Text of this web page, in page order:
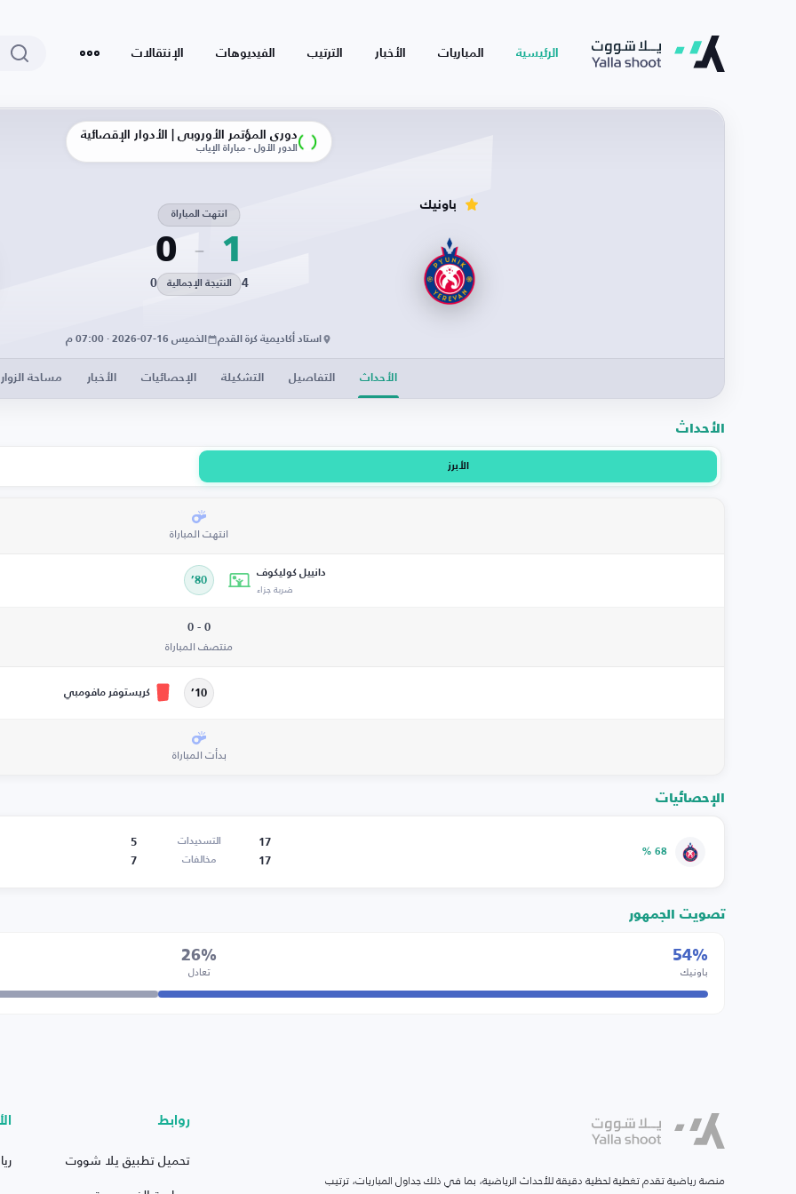
الرئيسية المباريات الأخبار الترتيب الفيديوهات الإنتقالات
دوري المؤتمر الأوروبي | الأدوار الإقصائية
الدور الأول - مباراة الإياب
1
انتهت المباراة
0
4 النتيجة الإجمالية 0
استاد أكاديمية كرة القدم الخميس 16-07-2026 · 07:00 م
الأحداث التفاصيل التشكيلة الإحصائيات الأخبار مساحة الزوار
الأحداث
الأبرز
انتهت المباراة
دانييل كوليكوف
ضربة جزاء 80’
0 - 0
منتصف المباراة
10’ كريستوفر مافومبي
بدأت المباراة
الإحصائيات
68 %
17 التسديدات
5
17
مخالفات 7
تصويت الجمهور
54%
باونيك
26%
تعادل
منصة رياضية تقدم تغطية لحظية دقيقة للأحداث الرياضية، بما في ذلك جداول المباريات، ترتيب
روابط
تحميل تطبيق يلا شووت